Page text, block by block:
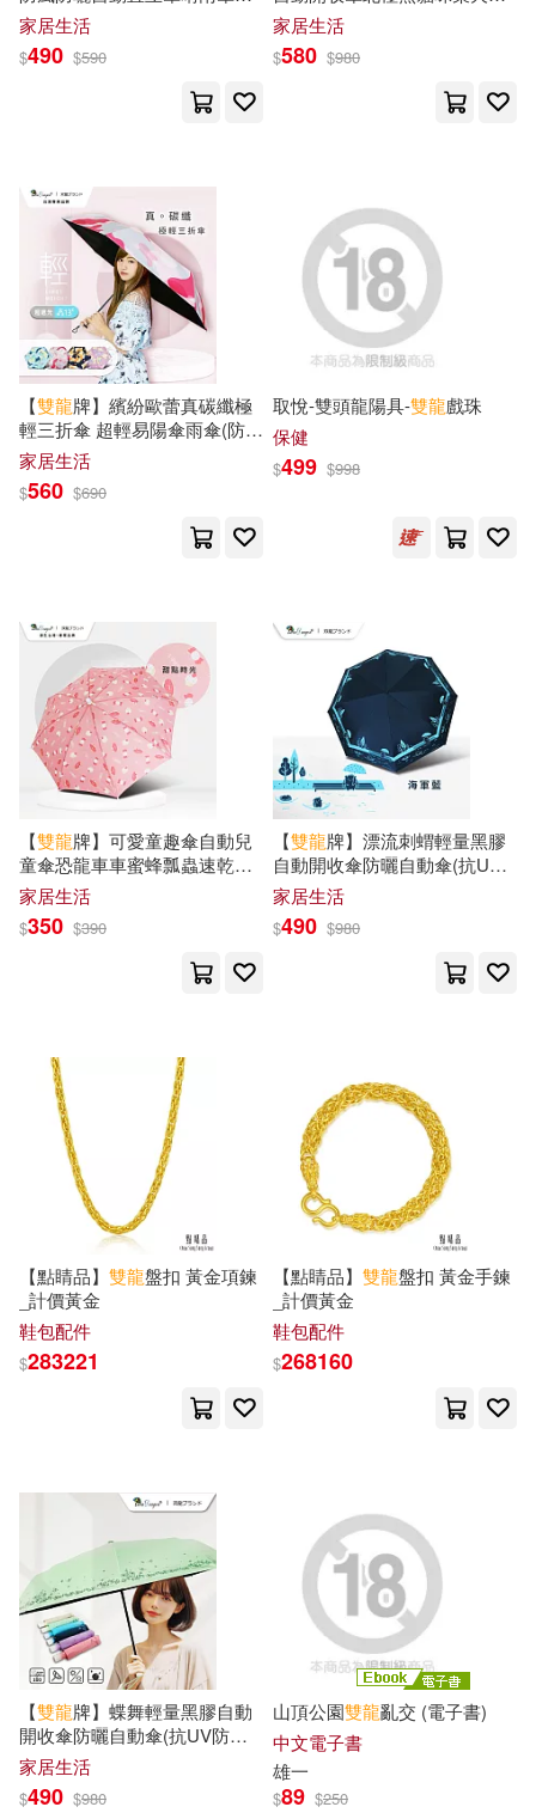
安斌，董文魯，胡士旗(1)
宋道樹(1)
崔鍾雷（主編）(1) 常磐藍(1)
幼福編輯部(1) 張心雨(1)
彭慧鸞(1) 徐春羽(1)
成應翠(1)
曾德生，龐雙龍，劉麗儀（主編）
(1)
朱雙龍(1)
李雙龍(1) 林詩敏(1)
林靈(1)
櫻川なろ(1)
沈治國：吳家(1)
王丹，王雙龍，林鴻 等(1)
王國章（主編）(1)
王崇禮(1) 瑾蔚（編繪）(1)
田阡，石甜，李勝(1)
管鍇(1)
美國孩之寶公司（編）(1)
舒國治(1) 華幼編輯部(1)
葉濤(1) 藤子・Ｆ・不二雄(1)
中國建築工業出版社(1)
中國財政經濟出版社(1)
中國電力出版社(1)
中央編譯出版社(1)
人民交通出版社(1)
人類文化(1) 位佳(1)
光明日報出版社(1)
利陽時代(1) 勁藝(1)
北京語言大學出版社(1)
北岳文藝出版社(1)
北方婦女兒童出版社(1)
南方日報出版社(1) 博客來(1)
古吳軒出版社(1)
台海出版社(1)
吉林美術出版社(1) 和英(1)
四川少年兒童出版社(1)
地震出版社(1) 基本書坊(1)
大象出版社(1)
安徽文藝出版社(1)
宜高文化(1)
廣東經濟出版社(1) 心理(1)
愛播聽書FM(1)
成都時代出版社(1) 新潮社(1)
明窗出版社(1) 普天出版社(1)
A0397 皇家藍
家居生活
$490 $590
曬自動傘雨傘折傘B6290NK 星
夜貓
家居生活
$580 $980
【雙龍牌】繽紛歐蕾真碳纖極
輕三折傘 超輕易陽傘雨傘(防曬
黑膠傘輕量羽毛傘防風傘
B8034A) 粉草莓歐蕾
家居生活
$560 $690
取悅-雙頭龍陽具-雙龍戲珠
保健
$499 $998
【雙龍牌】可愛童趣傘自動兒
童傘恐龍車車蜜蜂瓢蟲速乾雨
傘(晴雨兩用傘/安全童傘自動開
直傘D3077) 甜點時光
家居生活
$350 $390
【雙龍牌】漂流刺蝟輕量黑膠
自動開收傘防曬自動傘(抗UV
防風晴雨傘折傘B6061G) 海軍
藍
家居生活
$490 $980
【點睛品】 雙龍盤扣 黃金項鍊
_計價黃金
鞋包配件
$283221
【點睛品】 雙龍盤扣 黃金手鍊
_計價黃金
鞋包配件
$268160
【雙龍牌】蝶舞輕量黑膠自動
開收傘防曬自動傘(抗UV防風
晴雨傘陽傘折傘B6061I) 湖水
綠
家居生活
$490 $980
山頂公園雙龍亂交 (電子書)
中文電子書
雄一
$89 $250